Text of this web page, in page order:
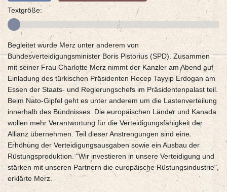
Textgröße:
Begleitet wurde Merz unter anderem von
Bundesverteidigungsminister Boris Pistorius (SPD). Zusammen
mit seiner Frau Charlotte Merz nimmt der Kanzler am Abend auf
Einladung des türkischen Präsidenten Recep Tayyip Erdogan am
Essen der Staats- und Regierungschefs im Präsidentenpalast teil.
Beim Nato-Gipfel geht es unter anderem um die Lastenverteilung
innerhalb des Bündnisses. Die europäischen Länder und Kanada
wollen mehr Verantwortung für die Verteidigungsfähigkeit der
Allianz übernehmen. Teil dieser Anstrengungen sind eine
Erhöhung der Verteidigungsausgaben sowie ein Ausbau der
Rüstungsproduktion. "Wir investieren in unsere Verteidigung und
stärken mit unseren Partnern die europäische Rüstungsindustrie",
erklärte Merz.